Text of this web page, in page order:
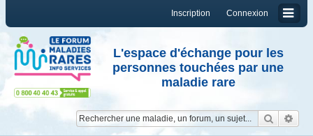
Connexion
Inscription
L'espace d'échange pour les
personnes touchées par une
maladie rare